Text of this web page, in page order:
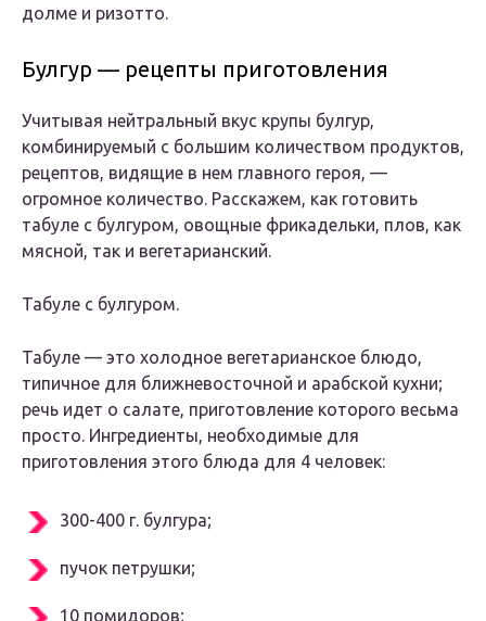
долме и ризотто.
Булгур — рецепты приготовления
Учитывая нейтральный вкус крупы булгур,
комбинируемый с большим количеством продуктов,
рецептов, видящие в нем главного героя, —
огромное количество. Расскажем, как готовить
табуле с булгуром, овощные фрикадельки, плов, как
мясной, так и вегетарианский.
Табуле с булгуром.
Табуле — это холодное вегетарианское блюдо,
типичное для ближневосточной и арабской кухни;
речь идет о салате, приготовление которого весьма
просто. Ингредиенты, необходимые для
приготовления этого блюда для 4 человек:
300-400 г. булгура;
пучок петрушки;
10 помидоров;